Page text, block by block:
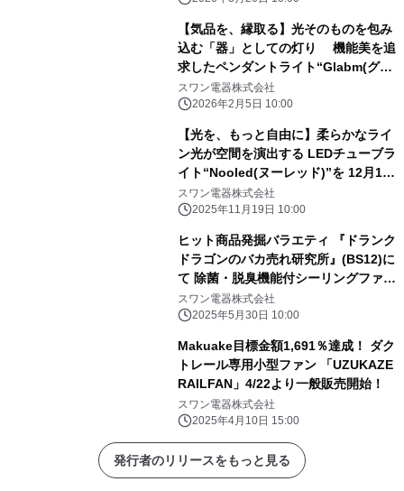
【気品を、縁取る】光そのものを包み
込む「器」としての灯り 機能美を追
求したペンダントライト“Glabm(グラ
ム)”を 2026年2月16日(月)より発売
スワン電器株式会社
2026年2月5日 10:00
【光を、もっと自由に】柔らかなライ
ン光が空間を演出する LEDチューブラ
イト“Nooled(ヌーレッド)”を 12月1日
(月)より発売！
スワン電器株式会社
2025年11月19日 10:00
ヒット商品発掘バラエティ 『ドランク
ドラゴンのバカ売れ研究所』(BS12)に
て 除菌・脱臭機能付シーリングファン
ライト 「UZUKAZE 3」が紹介されま
した！
スワン電器株式会社
2025年5月30日 10:00
Makuake目標金額1,691％達成！ ダク
トレール専用小型ファン 「UZUKAZE
RAILFAN」4/22より一般販売開始！
スワン電器株式会社
2025年4月10日 15:00
発行者のリリースをもっと見る